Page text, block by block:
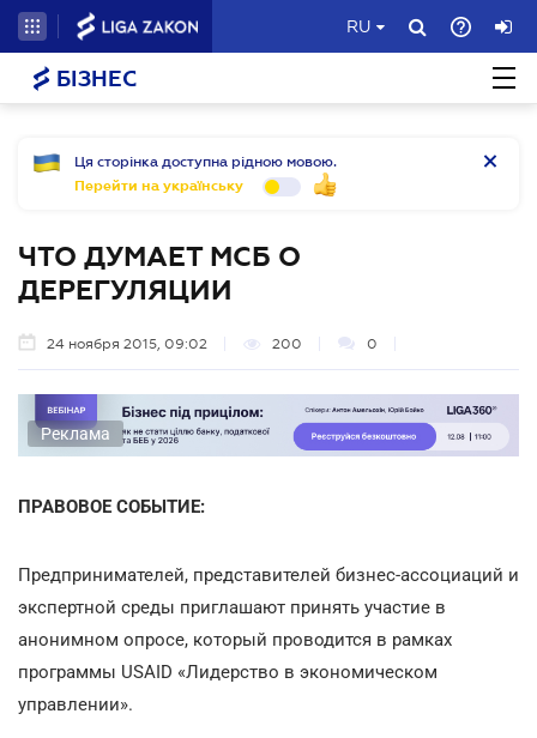
RU
БІЗНЕС
Ця сторінка доступна рідною мовою.
Перейти на українську
ЧТО ДУМАЕТ МСБ О
ДЕРЕГУЛЯЦИИ
24 ноября 2015, 09:02 200 0
Реклама
ПРАВОВОЕ СОБЫТИЕ:
Предпринимателей, представителей бизнес-ассоциаций и
экспертной среды приглашают принять участие в
анонимном опросе, который проводится в рамках
программы USAID «Лидерство в экономическом
управлении».